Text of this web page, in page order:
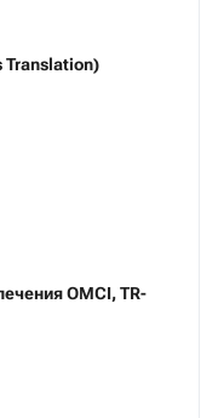
Translation)
OMCI, TR-